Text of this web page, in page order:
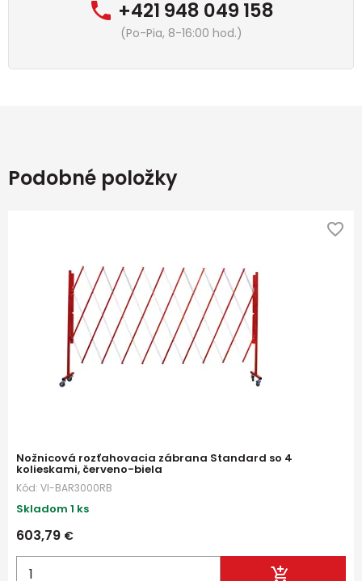
+421 948 049 158
(Po-Pia, 8-16:00 hod.)
Podobné položky
Nožnicová rozťahovacia zábrana Standard so 4
kolieskami, červeno-biela
Kód: VI-BAR3000RB
Skladom 1 ks
603,79 €